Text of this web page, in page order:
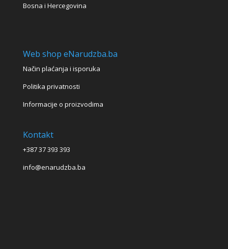
Bosna i Hercegovina
Web shop eNarudzba.ba
Način plaćanja i isporuka
Politika privatnosti
Informacije o proizvodima
Kontakt
+387 37 393 393
info@enarudzba.ba